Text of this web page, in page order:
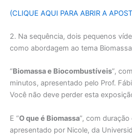
(CLIQUE AQUI PARA ABRIR A
2. Na sequência, dois pequenos
como abordagem ao tema
“Biomassa e Biocombustíveis”,
minutos, apresentado pelo Prof.
Você não deve perder esta
E “O que é Biomassa”, com
apresentado por Nicole, da